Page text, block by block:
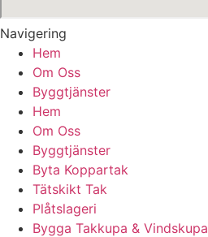
Navigering
Hem
Om Oss
Byggtjänster
Hem
Om Oss
Byggtjänster
Byta Koppartak
Tätskikt Tak
Plåtslageri
Bygga Takkupa & Vindskupa